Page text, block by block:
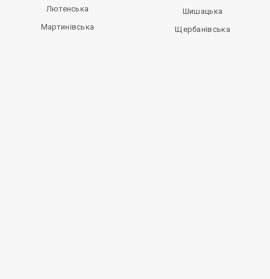
Лютенська
Мартинівська
Шишацька
Щербанівська